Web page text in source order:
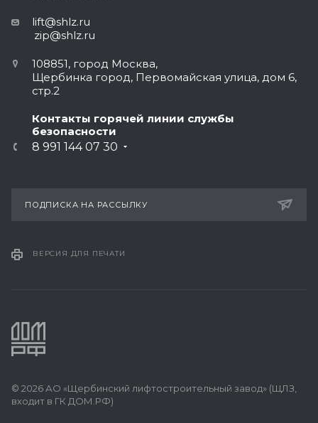
lift@shlz.ru
zip@shlz.ru
108851, город Москва,
Щербинка город, Первомайская улица, дом 6,
стр.2
Контакты горячей линии службы
безопасности
8 991 144 07 30
ПОДПИСКА НА РАССЫЛКУ
ВЕРСИЯ ДЛЯ ПЕЧАТИ
© 2026 АО «Щербинский лифтостроительный завод» (ЩЛЗ,
входит в ГК ДОМ.РФ)